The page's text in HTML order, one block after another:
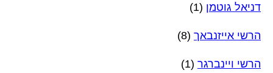
דניאל גוטמן (1)
הרשי אייזנבאך (8)
הרשי ויינברגר (1)